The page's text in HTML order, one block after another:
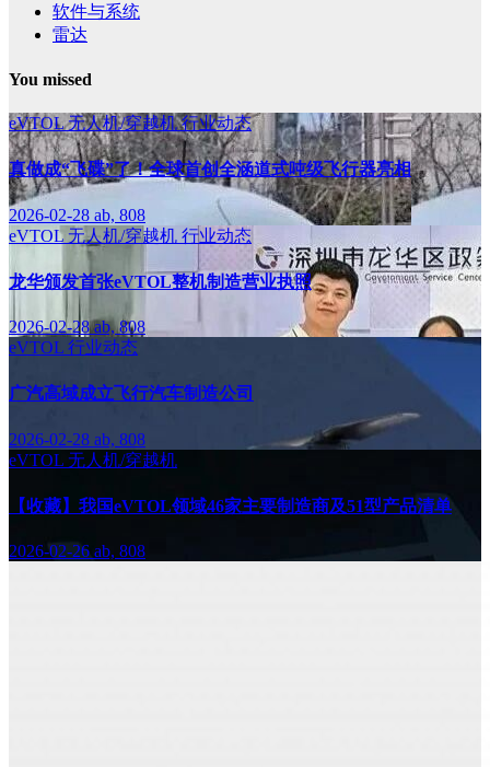
软件与系统
雷达
You missed
eVTOL无人机/穿越机行业动态
真做成“飞碟”了！全球首创全涵道式吨级飞行器亮相
2026-02-28 ab, 808
eVTOL 无人机/穿越机 行业动态
龙华颁发首张eVTOL整机制造营业执照
2026-02-28ab, 808
eVTOL 行业动态
广汽高域成立飞行汽车制造公司
2026-02-28 ab, 808
eVTOL 无人机/穿越机
【收藏】我国eVTOL领域46家主要制造商及51型产品清单
2026-02-26 ab, 808